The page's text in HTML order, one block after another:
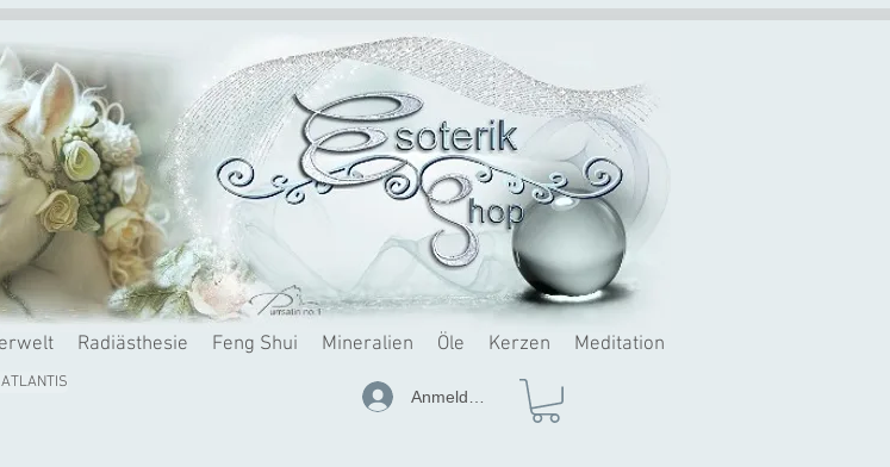
Radiästhesie Feng Shui Mineralien Öle Kerzen Meditation
Anmelden